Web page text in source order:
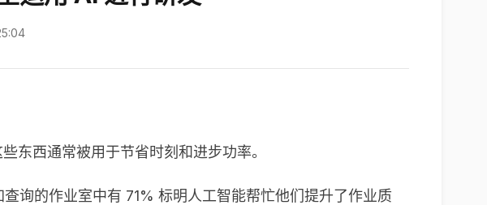
东西通常被用于节省时刻和进步功率。
询的作业室中有 71% 标明人工智能帮忙他们提升了作业质